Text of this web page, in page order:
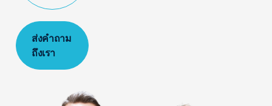
ส่งคำถาม
ถึงเรา